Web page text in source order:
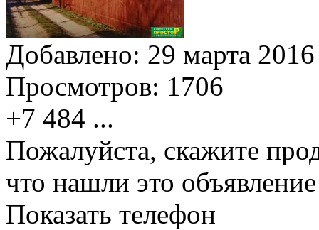
Добавлено: 29 марта 2016
Просмотров: 1706
+7 484 ...
Пожалуйста, скажите
что нашли это
Показать телефон